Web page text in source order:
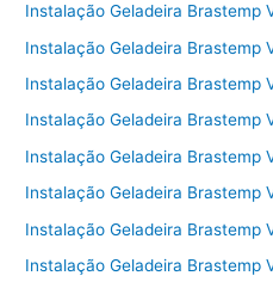
Instalação Geladeira Brastemp
Instalação Geladeira Brastemp
Instalação Geladeira Brastemp
Instalação Geladeira Brastemp
Instalação Geladeira Brastemp
Instalação Geladeira Brastemp
Instalação Geladeira Brastemp
Instalação Geladeira Brastemp